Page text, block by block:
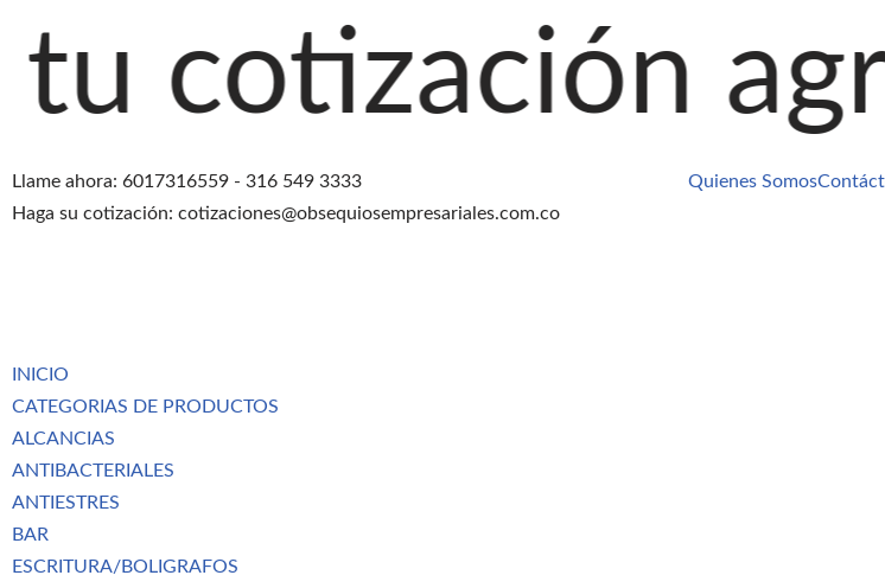
Saltar
Llame ahora: 6017316559 - 316 549 3333
Haga su cotización: cotizaciones@obsequiosempresariales.com.co
Quienes Somos
INICIO
CATEGORIAS DE PRODUCTOS
ALCANCIAS
ANTIBACTERIALES
ANTIESTRES
BAR
ESCRITURA/BOLIGRAFOS